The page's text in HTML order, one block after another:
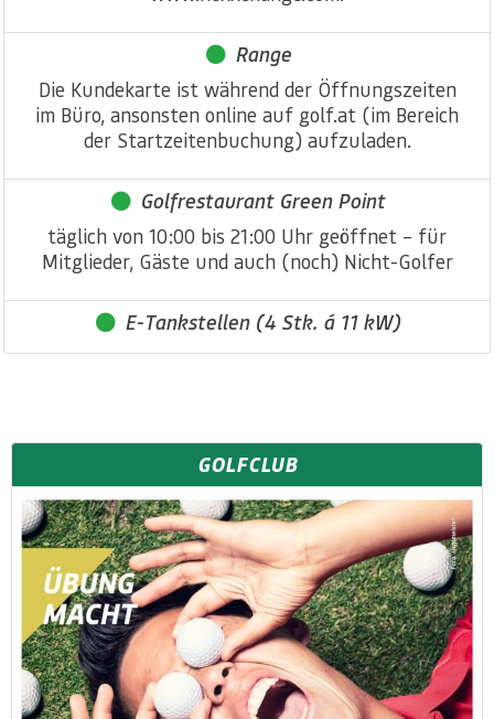
Range
Die Kundekarte ist während der Öffnungszeiten
im Büro, ansonsten online auf golf.at (im Bereich
der Startzeitenbuchung) aufzuladen.
Golfrestaurant Green Point
täglich von 10:00 bis 21:00 Uhr geöffnet – für
Mitglieder, Gäste und auch (noch) Nicht-Golfer
E-Tankstellen (4 Stk. á 11 kW)
GOLFCLUB